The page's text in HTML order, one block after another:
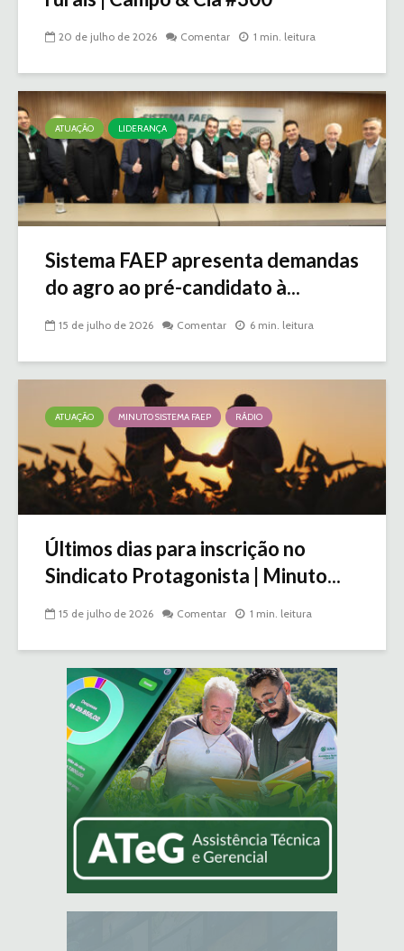
20 de julho de 2026 Comentar 1 min. leitura
ATUAÇÃO LIDERANÇA
Sistema FAEP apresenta demandas
do agro ao pré-candidato à...
15 de julho de 2026 Comentar 6 min. leitura
ATUAÇÃO MINUTO SISTEMA FAEP RÁDIO
Últimos dias para inscrição no
Sindicato Protagonista | Minuto...
15 de julho de 2026 Comentar 1 min. leitura